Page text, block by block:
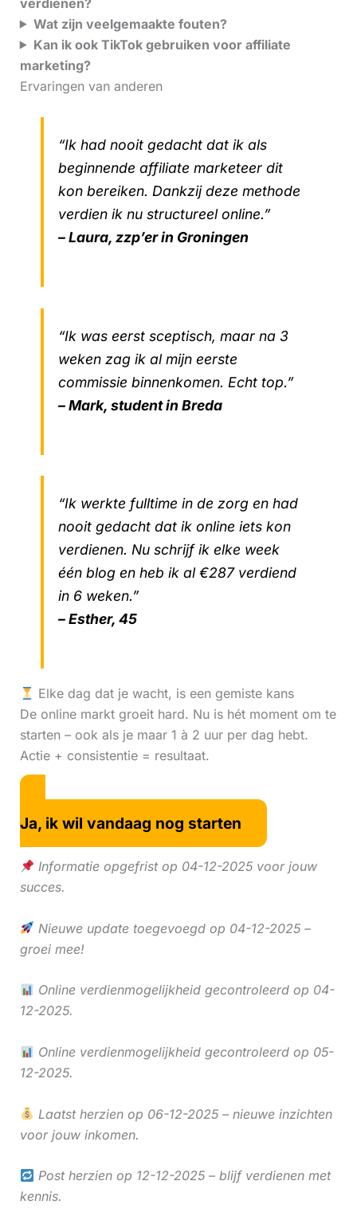
Wat zijn veelgemaakte fouten?
Kan ik ook TikTok gebruiken voor affiliate
marketing?
Ervaringen van anderen
“Ik had nooit gedacht dat ik als
beginnende affiliate marketeer dit
kon bereiken. Dankzij deze methode
verdien ik nu structureel online.”
– Laura, zzp’er in Groningen
“Ik was eerst sceptisch, maar na 3
weken zag ik al mijn eerste
commissie binnenkomen. Echt top.”
– Mark, student in Breda
“Ik werkte fulltime in de zorg en had
nooit gedacht dat ik online iets kon
verdienen. Nu schrijf ik elke week
één blog en heb ik al €287 verdiend
in 6 weken.”
– Esther, 45
Elke dag dat je wacht, is een gemiste kans
De online markt groeit hard. Nu is hét moment om te
starten – ook als je maar 1 à 2 uur per dag hebt.
Actie + consistentie = resultaat.
Ja, ik wil vandaag nog starten
Informatie opgefrist op 04-12-2025 voor jouw
succes.
Nieuwe update toegevoegd op 04-12-2025 –
groei mee!
Online verdienmogelijkheid gecontroleerd op 04-
12-2025.
Online verdienmogelijkheid gecontroleerd op 05-
12-2025.
Laatst herzien op 06-12-2025 – nieuwe inzichten
voor jouw inkomen.
Post herzien op 12-12-2025 – blijf verdienen met
kennis.